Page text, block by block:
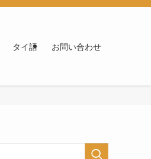
タイ語 お問い合わせ